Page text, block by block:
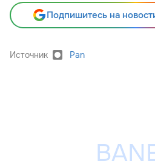
Подпишитесь на
Источник Pan